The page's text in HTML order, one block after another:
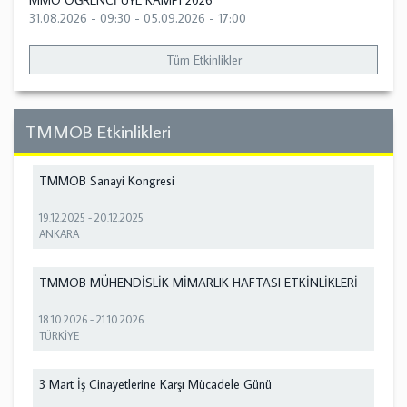
31.08.2026 - 09:30 - 05.09.2026 - 17:00
Tüm Etkinlikler
TMMOB Etkinlikleri
TMMOB Sanayi Kongresi
19.12.2025 -20.12.2025
ANKARA
TMMOB MÜHENDİSLİK MİMARLIK HAFTASI ETKİNLİKLERİ
18.10.2026 -21.10.2026
TÜRKİYE
3 Mart İş Cinayetlerine Karşı Mücadele Günü